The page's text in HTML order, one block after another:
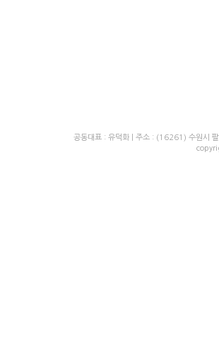
공동대표 : 유덕화 | 주소 : (16261) 수원